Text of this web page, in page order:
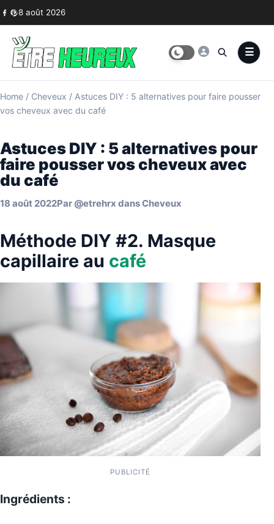
Skip to content
8 août 2026
Home / Cheveux / Astuces DIY : 5 alternatives pour faire pousser
vos cheveux avec du café
Astuces DIY : 5 alternatives pour
faire pousser vos cheveux avec
du café
18 août 2022Par @etrehrx dansCheveux
Méthode DIY #2. Masque
capillaire au café
PUBLICITÉ
Ingrédients :